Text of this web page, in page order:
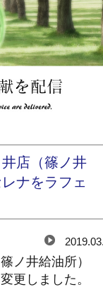
店（篠ノ井
ナをラフェ
篠ノ井給油所）
更しました。